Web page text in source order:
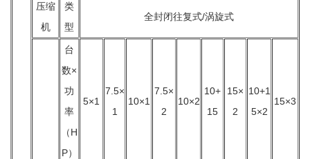
压缩
机
类
型
全封闭往复式/涡旋式
台
数×
功
率
（H
P）
5×1
7.5×
1
10×1
7.5×
2
10×2
10+
15
15×
2
10+1
5×2
15×3